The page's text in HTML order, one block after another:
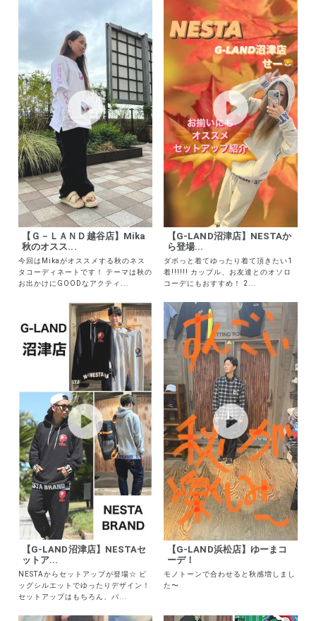
【Ｇ－ＬＡＮＤ越谷店】Mika
秋のオスス...
今回はMikaがオススメする秋のネス
タコーディネートです！ テーマは秋の
【G-LAND沼津店】NESTAか
ら登場...
ダボっと着てゆったり着て頂きたい1
着!!!!!! カップル、お友達とのオソロ
【G-LAND沼津店】NESTAセ
ットア...
NESTAからセットアップが登場☆ ビ
ッグシルエットでゆったりデザイン！
【G-LAND浜松店】ゆーまコ
ーデ！
モノトーンで合わせると秋感増しまし